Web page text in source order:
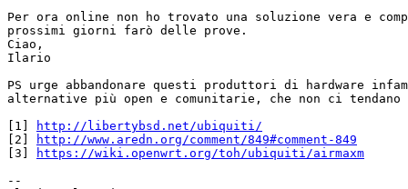
Per ora online non ho trovato una soluzione vera e
prossimi giorni farò delle prove.
Ciao,
Ilario
PS urge abbandonare questi produttori di hardware
alternative più open e comunitarie, che non ci
[1]
http://libertybsd.net/ubiquiti/
[2]
http://www.aredn.org/comment/849#comment-849
[3]
https://wiki.openwrt.org/toh/ubiquiti/airmaxm
--